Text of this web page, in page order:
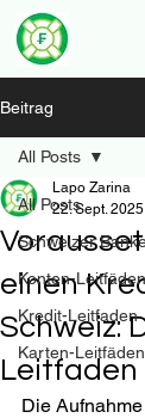
Beitrag
All Posts
Schweizer
Konten-Leitfäden
Kredit-Leitfaden
Karten-Leitfäden
All Posts
einen
Schweiz:
Leitfaden
Lapo Zarina
22. Sept. 2025
Die